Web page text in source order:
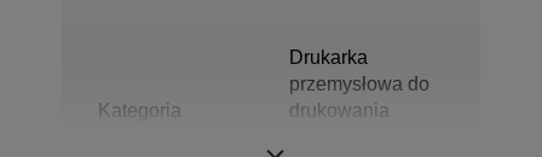
Kategoria
Drukarka
przemysłowa do
drukowania